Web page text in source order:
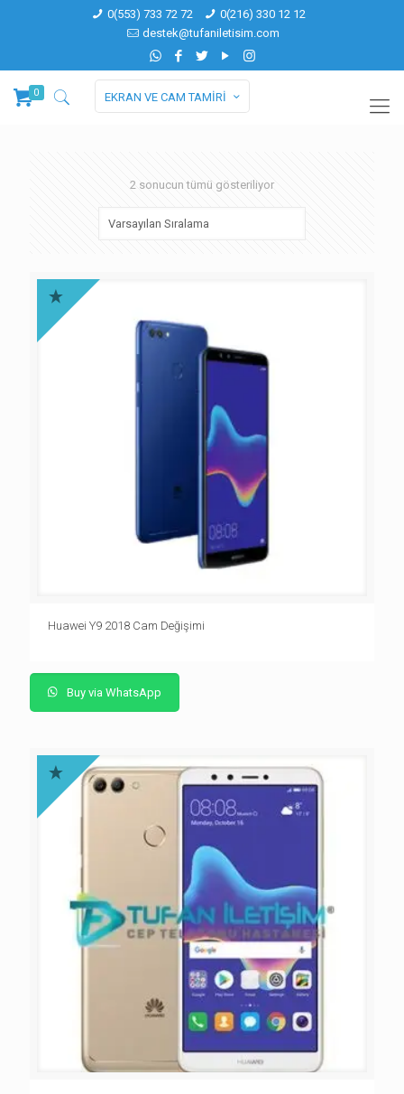
0(553) 733 72 72
0(216) 330 12 12
destek@tufaniletisim.com
0 EKRAN VE CAM TAMİRİ
2 sonucun tümü gösteriliyor
Huawei Y9 2018 Cam Değişimi
Buy via WhatsApp